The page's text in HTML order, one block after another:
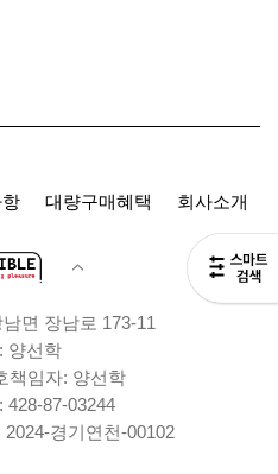
대량구매혜택 회사소개
면 장남로 173-11
양선학
책임자: 양선학
428-87-03244
경기연천-00102